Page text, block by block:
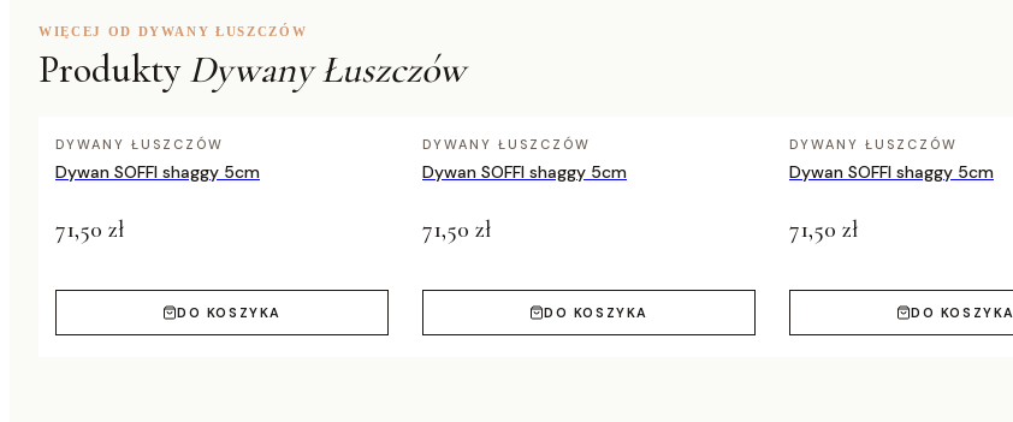
WIĘCEJ OD DYWANY ŁUSZCZÓW
Produkty Dywany Łuszczów
DYWANY ŁUSZCZÓW
Dywan SOFFI shaggy 5cm
71,50 zł
DO KOSZYKA
DYWANY ŁUSZCZÓW
Dywan SOFFI shaggy 5cm
71,50 zł
DO KOSZYKA
DYWANY ŁUSZCZÓW
Dywan SOFFI shaggy 5cm
71,50 zł
DO KOSZYKA